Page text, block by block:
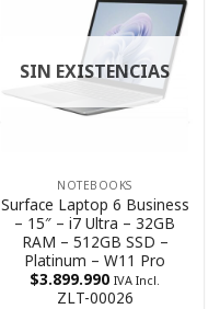
SIN EXISTENCIAS
NOTEBOOKS
Surface Laptop 6 Business
– 15″ – i7 Ultra – 32GB
RAM – 512GB SSD –
Platinum – W11 Pro
$3.899.990 IVA Incl.
ZLT-00026